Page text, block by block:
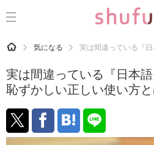
CATEGORY 記事カテゴリ
運気
洗濯
生活の知恵
HOME 気になる 実は間違っている『
実は間違っている『日本
恥ずかしい正しい使い方